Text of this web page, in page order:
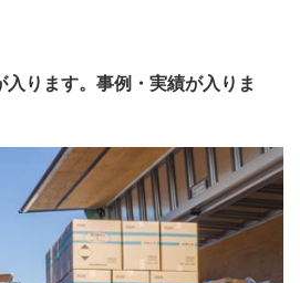
ります。事例・実績が入りま